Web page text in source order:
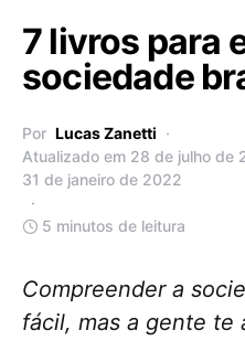
7 livros para
sociedade
Por Lucas Zanetti
Atualizado em 28 de julho de
31 de janeiro de 2022
5 minutos de leitura
Compreender a
fácil, mas a gente te